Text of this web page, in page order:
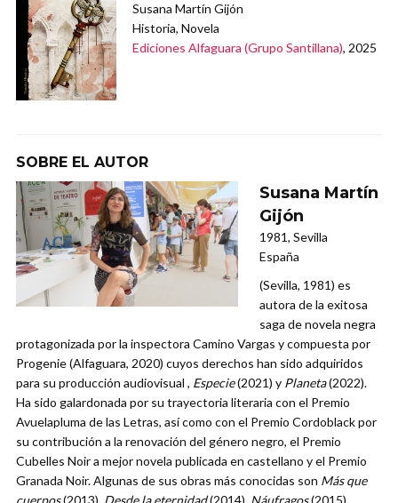
Susana Martín Gijón
Historia, Novela
Ediciones Alfaguara (Grupo Santillana), 2025
SOBRE EL AUTOR
Susana Martín
Gijón
1981, Sevilla
España
(Sevilla, 1981) es
autora de la exitosa
saga de novela negra
protagonizada por la inspectora Camino Vargas y compuesta por
Progenie (Alfaguara, 2020) cuyos derechos han sido adquiridos
para su producción audiovisual , Especie(2021) y Planeta(2022).
Ha sido galardonada por su trayectoria literaria con el Premio
Avuelapluma de las Letras, así como con el Premio Cordoblack por
su contribución a la renovación del género negro, el Premio
Cubelles Noir a mejor novela publicada en castellano y el Premio
Granada Noir. Algunas de sus obras más conocidas son Más que
cuerpos(2013), Desde la eternidad(2014), Náufragos(2015),